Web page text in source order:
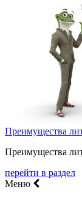
Преимущества
Преимущества
перейти в раздел
Меню